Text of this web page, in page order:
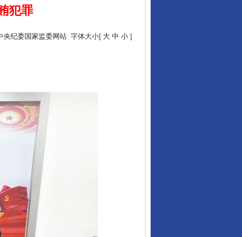
犯罪
央纪委国家监委网站 字体大小[ 大 中 小 ]